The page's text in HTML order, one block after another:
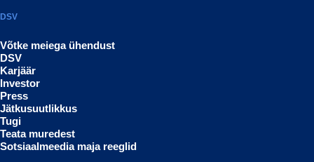
DSV
Võtke meiega ühendust
DSV
Karjäär
Investor
Press
Jätkusuutlikkus
Tugi
Teata muredest
Sotsiaalmeedia maja reeglid